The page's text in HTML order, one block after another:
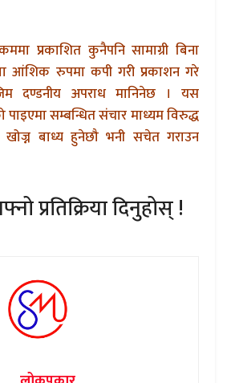
प्रकाशित कुनैपनि सामाग्री बिना
आंशिक रुपमा कपी गरी प्रकाशन गरे
दण्डनीय अपराध मानिनेछ । यस
सम्बन्धित संचार माध्यम विरुद्ध
खोज्न बाध्य हुनेछौ भनी सचेत गराउन
प्रतिक्रिया दिनुहोस् !